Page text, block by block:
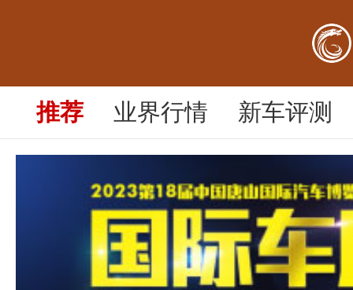
推荐 业界行情 新车评测
今年车展、荣耀起
际汽车博览会“五一
焦点 一年之前 · 阅读：24737